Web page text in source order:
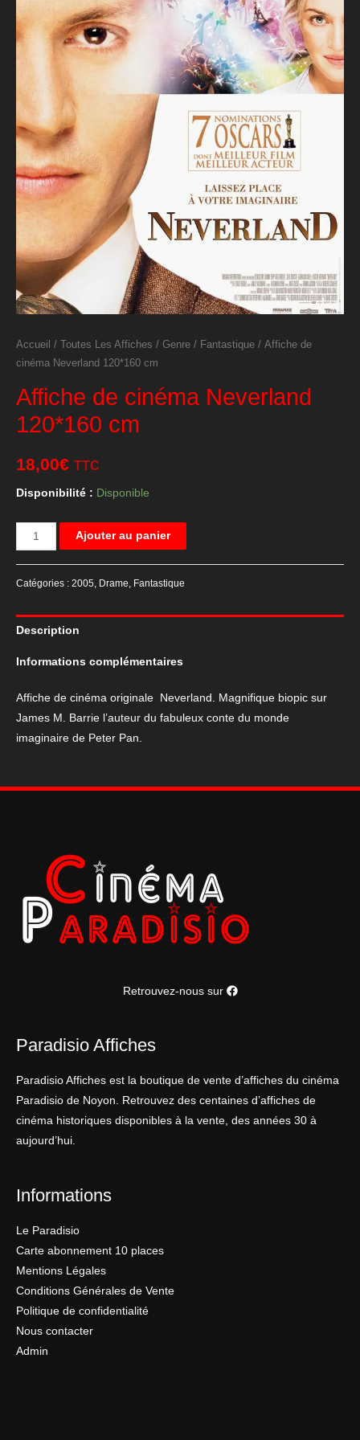
Accueil / Toutes Les Affiches / Genre / Fantastique / Affiche de
cinéma Neverland 120*160 cm
Affiche de cinéma Neverland
120*160 cm
18,00€ TTC
Disponibilité : Disponible
quantité
de
cinéma
Neverland
Ajouter au panier
Catégories : 2005, Drame, Fantastique
Description
Informations complémentaires
Affiche de cinéma originale Neverland. Magnifique biopic sur
James M. Barrie l’auteur du fabuleux conte du monde
imaginaire de Peter Pan.
Retrouvez-nous sur
Paradisio Affiches
Paradisio Affiches est la boutique de vente d’affiches du cinéma
Paradisio de Noyon. Retrouvez des centaines d’affiches de
cinéma historiques disponibles à la vente, des années 30 à
aujourd’hui.
Informations
Le Paradisio
Carte abonnement 10 places
Mentions Légales
Conditions Générales de Vente
Politique de confidentialité
Nous contacter
Admin